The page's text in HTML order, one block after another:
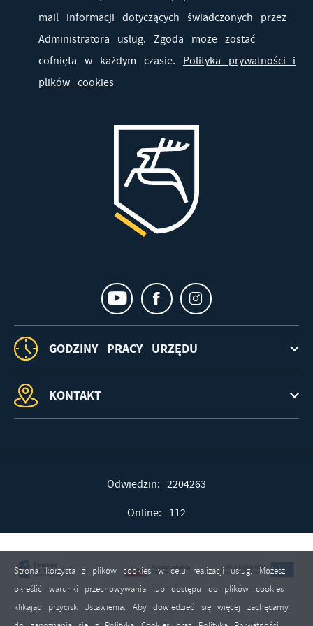
mail informacji dotyczących świadczonych przez
Administratora usług. Zgoda może zostać
cofnięta w każdym czasie. Polityka prywatności i
plików cookies
GODZINY PRACY URZĘDU
KONTAKT
Odwiedzin: 2204263
Online: 112
Strona korzysta z plików cookies w celu realizacji usług. Możesz
określić warunki przechowywania lub dostępu do plików cookies
klikając przycisk Ustawienia. Aby dowiedzieć się więcej zachęcamy